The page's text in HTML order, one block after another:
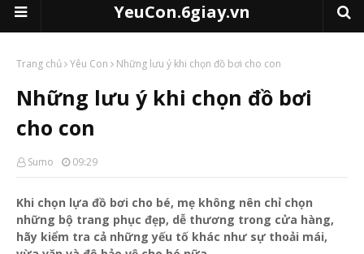
YeuCon.6giay.vn
Trang chủ Yêu Con Những lưu ý khi chọn đồ bơi cho con
Những lưu ý khi chọn đồ bơi
cho con
Sumo 09:29
Khi chọn lựa đồ bơi cho bé, mẹ không nên chỉ chọn
những bộ trang phục đẹp, dễ thương trong cửa hàng,
hãy kiểm tra cả những yếu tố khác như sự thoải mái,